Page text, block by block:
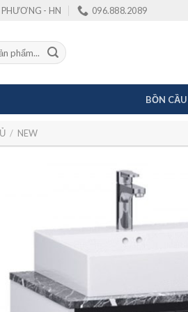
- HN 096.888.2089
BỒN CẦU
/ NEW